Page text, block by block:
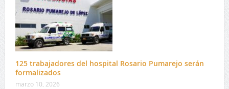
125 trabajadores del hospital Rosario Pumarejo serán
formalizados
marzo 10, 2026